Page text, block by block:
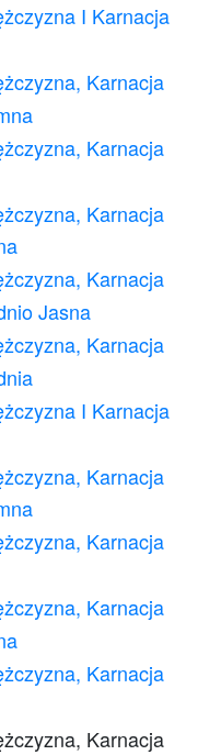
I Karnacja
Karnacja
Karnacja
Karnacja
Karnacja
Jasna
Karnacja
I Karnacja
Karnacja
Karnacja
Karnacja
Karnacja
Karnacja